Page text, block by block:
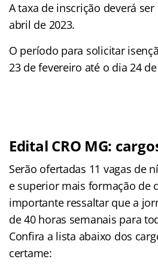
A taxa de inscrição deverá
abril de 2023.
O período para solicitar
23 de fevereiro até o dia 24
Edital CRO MG:
Serão ofertadas 11 vagas de
e superior mais formação de
importante ressaltar que a
de 40 horas semanais para
Confira a lista abaixo dos
certame: